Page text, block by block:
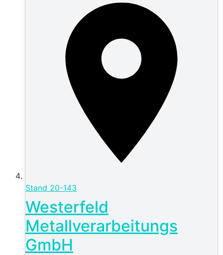
Stand 20-143
Westerfeld
Metallverarbeitungs
GmbH